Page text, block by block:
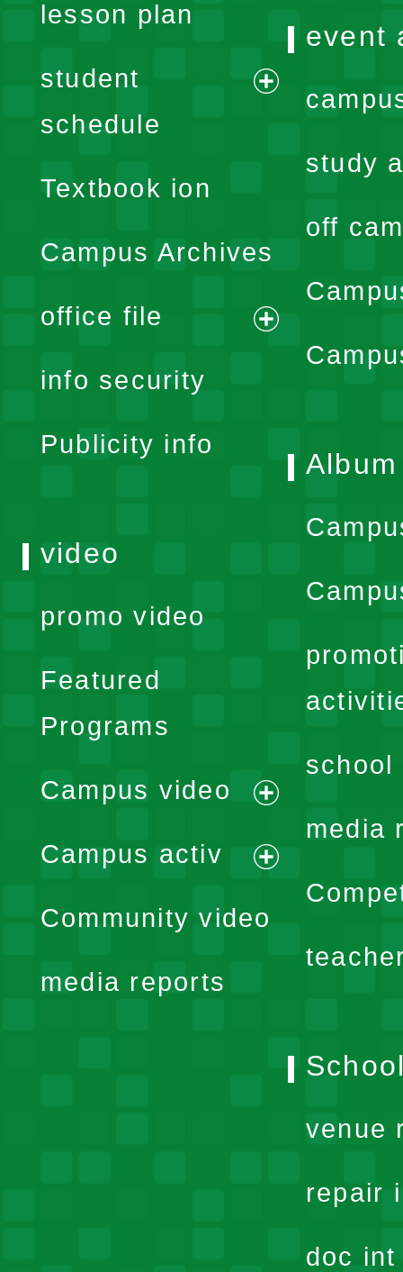
lesson plan
student
schedule
expand
menu
Textbook ion
Campus Archives
office file
expand
info security
Publicity info
event
study
off
Album
school
media
video
promo video
Featured
Programs
Campus video
expand
menu
Campus activ
expand
Community video
media reports
venue
repair
doc